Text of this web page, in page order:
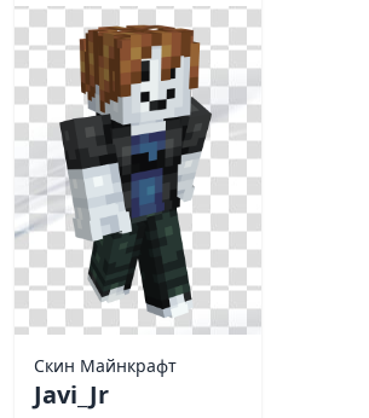
Скин Майнкрафт
Javi_Jr